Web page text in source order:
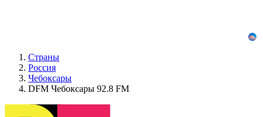
Страны
Россия
Чебоксары
DFM Чебоксары 92.8 FM